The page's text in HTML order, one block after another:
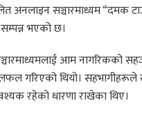
अनलाइन सञ्चारमाध्यम
भएको छ।
आम नागरिकको
गरिएको थियो। सहभागीहरूले
रहेको धारणा राखेका थिए।